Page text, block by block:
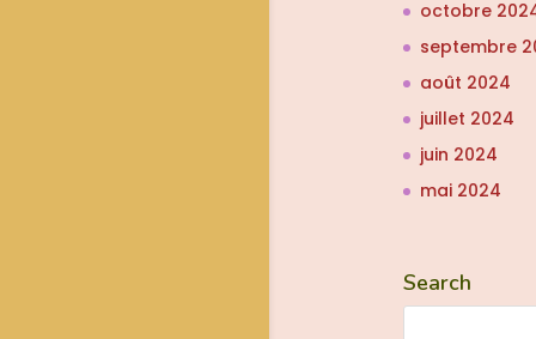
octobre
septembre
août 2024
juillet 2024
juin 2024
mai 2024
Search